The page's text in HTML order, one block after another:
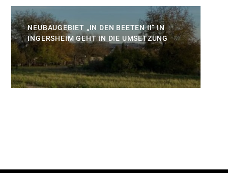
NEUBAUGEBIET „IN DEN BEETEN II“ IN
INGERSHEIM GEHT IN DIE UMSETZUNG